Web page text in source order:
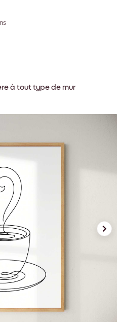
à tout type de mur